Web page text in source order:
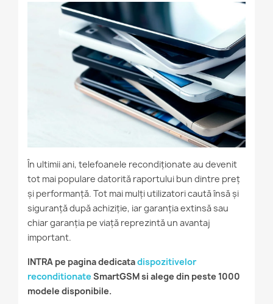
În ultimii ani, telefoanele recondiționate au devenit
tot mai populare datorită raportului bun dintre preț
și performanță. Tot mai mulți utilizatori caută însă și
siguranță după achiziție, iar garanția extinsă sau
chiar garanția pe viață reprezintă un avantaj
important.
INTRA pe pagina dedicatadispozitivelor
reconditionate SmartGSM si alege din peste 1000
modele disponibile.